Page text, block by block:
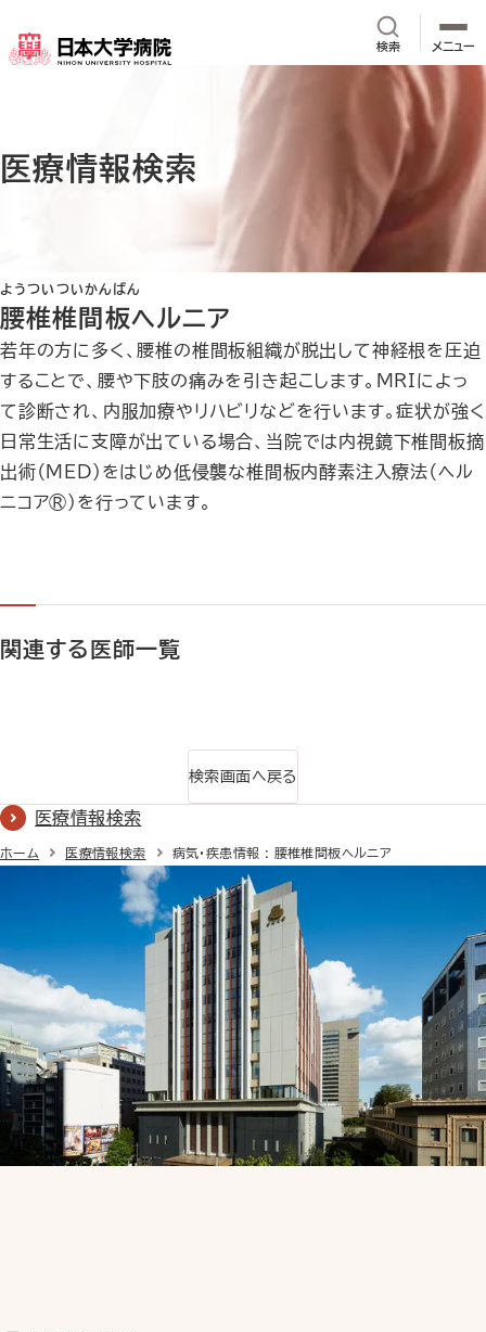
検索サイト内検
メニュー
医療情報検索
腰椎椎間板ヘルニア
ようついついかんばん
若年の方に多く、腰椎の椎間板組織が脱出して神経根を圧迫
することで、腰や下肢の痛みを引き起こします。MRIによっ
て診断され、内服加療やリハビリなどを行います。症状が強く
日常生活に支障が出ている場合、当院では内視鏡下椎間板摘
出術（MED）をはじめ低侵襲な椎間板内酵素注入療法（ヘル
ニコア®）を行っています。
関連する医師一覧
検索画面へ戻る
医療情報検索
ホーム 医療情報検索 病気・疾患情報 : 腰椎椎間板ヘルニア